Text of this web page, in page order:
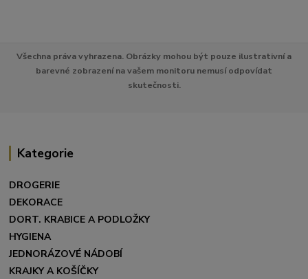
Všechna práva vyhrazena. Obrázky mohou být pouze ilustrativní a
barevné zobrazení na vašem monitoru nemusí odpovídat
skutečnosti.
Kategorie
DROGERIE
DEKORACE
DORT. KRABICE A PODLOŽKY
HYGIENA
JEDNORÁZOVÉ NÁDOBÍ
KRAJKY A KOŠÍČKY